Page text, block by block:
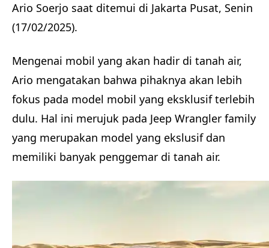
Ario Soerjo saat ditemui di Jakarta Pusat, Senin
(17/02/2025).
Mengenai mobil yang akan hadir di tanah air,
Ario mengatakan bahwa pihaknya akan lebih
fokus pada model mobil yang eksklusif terlebih
dulu. Hal ini merujuk pada Jeep Wrangler family
yang merupakan model yang ekslusif dan
memiliki banyak penggemar di tanah air.